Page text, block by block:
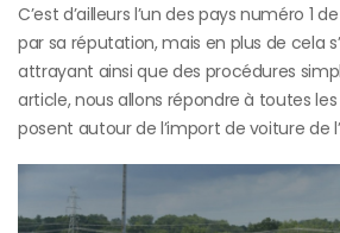
C’est d’ailleurs l’un des pays numéro 1
par sa réputation, mais en plus de cela
attrayant ainsi que des procédures
article, nous allons répondre à toutes
posent autour de l’import de voiture de